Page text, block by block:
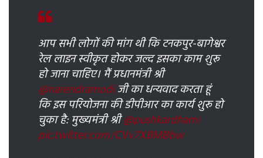
आप सभी लोगों की मांग थी कि टनकपुर-बागेश्वर
रेल लाइन स्वीकृत होकर जल्द इसका काम शुरू
हो जाना चाहिए। मैं प्रधानमंत्री श्री
@narendramodiजी का धन्यवाद करता हूं
कि इस परियोजना की डीपीआर का कार्य शुरू हो
चुका है: मुख्यमंत्री श्री@pushkardhami
pic.twitter.com/CVv7XBMBbw